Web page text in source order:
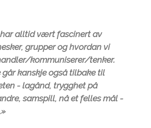
alltid vært fascinert av
grupper og hvordan vi
kommuniserer/tenker.
går kanskje også tilbake til
- lagånd, trygghet på
samspill, nå et felles mål -